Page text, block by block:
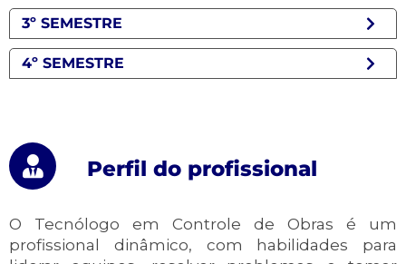
3º SEMESTRE
4º SEMESTRE
Perfil do profissional
O Tecnólogo em Controle de Obras é um
profissional dinâmico, com habilidades para